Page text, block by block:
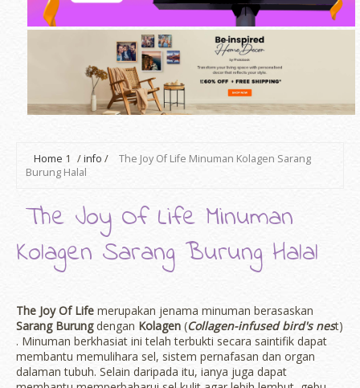
Home 1 /info /
The Joy Of Life Minuman Kolagen Sarang
Burung Halal
The Joy Of Life Minuman
Kolagen Sarang Burung Halal
The Joy Of Life merupakan jenama minuman berasaskan
Sarang Burungdengan Kolagen (Collagen-infused bird's nest)
. Minuman berkhasiat ini telah terbukti secara saintifik dapat
membantu memulihara sel, sistem pernafasan dan organ
dalaman tubuh. Selain daripada itu, ianya juga dapat